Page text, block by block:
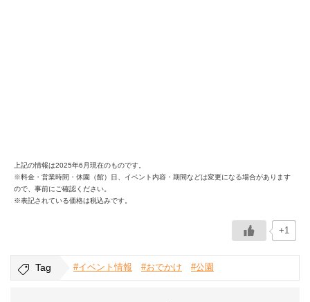
上記の情報は2025年6月現在のものです。
※料金・営業時間・休園（館）日、イベント内容・期間などは変更になる場合があります
ので、事前にご確認ください。
※表記されている価格は税込みです。
+1
Tag #イベント情報 #おでかけ #公園